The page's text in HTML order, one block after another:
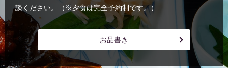
談ください。（※夕食は完全予約制です。）
お品書き